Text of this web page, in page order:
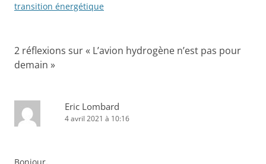
transition énergétique
2 réflexions sur « L’avion hydrogène n’est pas pour
demain »
Eric Lombard
4 avril 2021 à 10:16